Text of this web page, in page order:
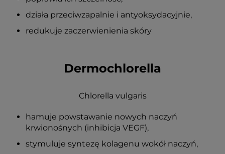
działa przeciwzapalnie i antyoksydacyjnie,
redukuje zaczerwienienia skóry
Dermochlorella
Chlorella vulgaris
hamuje powstawanie nowych naczyń
krwionośnych (inhibicja VEGF),
stymuluje syntezę kolagenu wokół naczyń,